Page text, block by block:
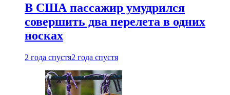
В США пассажир умудрился
совершить два перелета в одних
носках
2 года спустя2 года спустя